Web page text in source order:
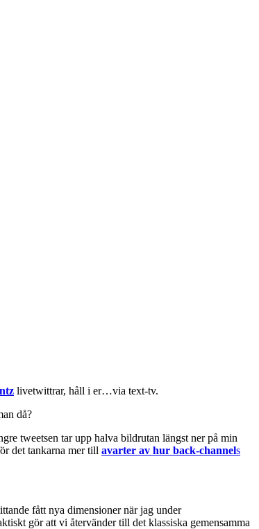
livetwittrar, håll i er…via text-tv.
då?
tweetsen tar upp halva bildrutan längst ner på min
det tankarna mer till avarter av hur back-channels
fått nya dimensioner när jag under
gör att vi återvänder till det klassiska gemensamma